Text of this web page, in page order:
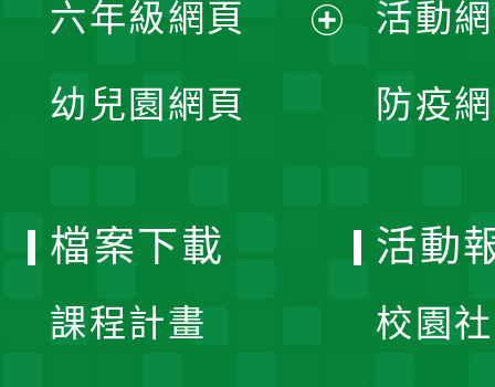
選
開
六年級網頁
幼兒園網頁
活動
防疫
檔案下載
課程計畫
活動
校園